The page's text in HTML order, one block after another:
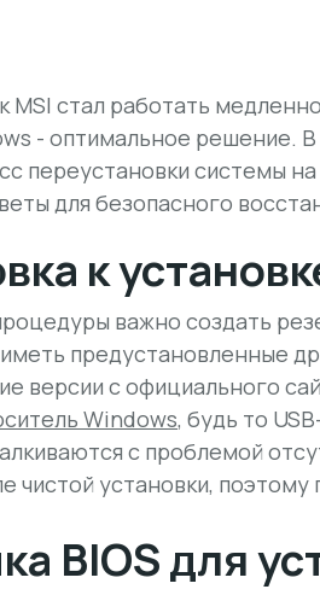
MSI стал работать
- оптимальное решение.
переустановки системы на
для безопасного
к
важно создать
предустановленные
версии с официального
Windows, будь то
с проблемой
чистой установки,
BIOS для